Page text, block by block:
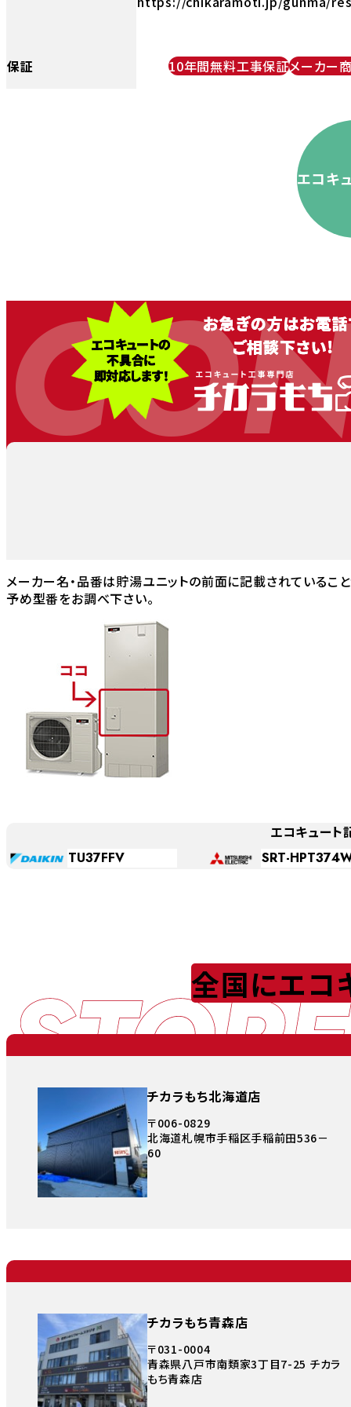
保証 10年間無料工事保証メーカー
エコキ
メーカー名・品番は貯湯ユニットの前面に記載されていること
予め型番をお調べ下さい。
エコキュート
TU37FFV SRT-
STORE
全国にエコ
チカラもち北海道店
〒006-0829
北海道札幌市手稲区手稲前田536－
60
チカラもち青森店
〒031-0004
青森県八戸市南類家3丁目7-25 チカラ
もち青森店